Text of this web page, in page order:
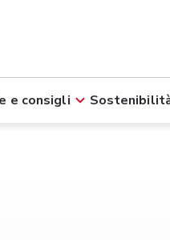
e consigli